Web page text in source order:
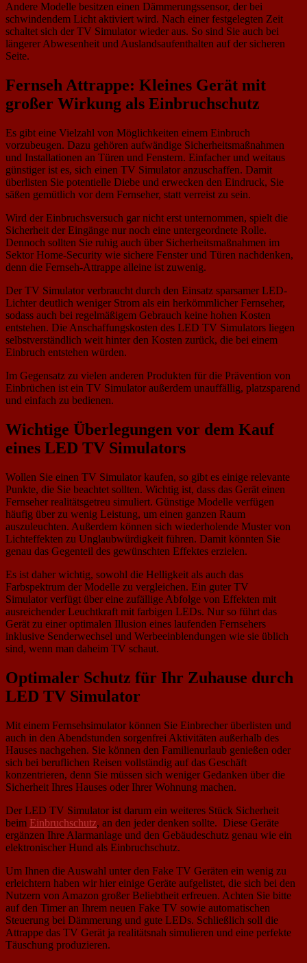
Andere Modelle besitzen einen Dämmerungssensor, der bei
schwindendem Licht aktiviert wird. Nach einer festgelegten Zeit
schaltet sich der TV Simulator wieder aus. So sind Sie auch bei
längerer Abwesenheit und Auslandsaufenthalten auf der sicheren
Seite.
Fernseh Attrappe: Kleines Gerät mit
großer Wirkung als Einbruchschutz
Es gibt eine Vielzahl von Möglichkeiten einem Einbruch
vorzubeugen. Dazu gehören aufwändige Sicherheitsmaßnahmen
und Installationen an Türen und Fenstern. Einfacher und weitaus
günstiger ist es, sich einen TV Simulator anzuschaffen. Damit
überlisten Sie potentielle Diebe und erwecken den Eindruck, Sie
säßen gemütlich vor dem Fernseher, statt verreist zu sein.
Wird der Einbruchsversuch gar nicht erst unternommen, spielt die
Sicherheit der Eingänge nur noch eine untergeordnete Rolle.
Dennoch sollten Sie ruhig auch über Sicherheitsmaßnahmen im
Sektor Home-Security wie sichere Fenster und Türen nachdenken,
denn die Fernseh-Attrappe alleine ist zuwenig.
Der TV Simulator verbraucht durch den Einsatz sparsamer LED-
Lichter deutlich weniger Strom als ein herkömmlicher Fernseher,
sodass auch bei regelmäßigem Gebrauch keine hohen Kosten
entstehen. Die Anschaffungskosten des LED TV Simulators liegen
selbstverständlich weit hinter den Kosten zurück, die bei einem
Einbruch entstehen würden.
Im Gegensatz zu vielen anderen Produkten für die Prävention von
Einbrüchen ist ein TV Simulator außerdem unauffällig, platzsparend
und einfach zu bedienen.
Wichtige Überlegungen vor dem Kauf
eines LED TV Simulators
Wollen Sie einen TV Simulator kaufen, so gibt es einige relevante
Punkte, die Sie beachtet sollten. Wichtig ist, dass das Gerät einen
Fernseher realitätsgetreu simuliert. Günstige Modelle verfügen
häufig über zu wenig Leistung, um einen ganzen Raum
auszuleuchten. Außerdem können sich wiederholende Muster von
Lichteffekten zu Unglaubwürdigkeit führen. Damit könnten Sie
genau das Gegenteil des gewünschten Effektes erzielen.
Es ist daher wichtig, sowohl die Helligkeit als auch das
Farbspektrum der Modelle zu vergleichen. Ein guter TV
Simulator verfügt über eine zufällige Abfolge von Effekten mit
ausreichender Leuchtkraft mit farbigen LEDs. Nur so führt das
Gerät zu einer optimalen Illusion eines laufenden Fernsehers
inklusive Senderwechsel und Werbeeinblendungen wie sie üblich
sind, wenn man daheim TV schaut.
Optimaler Schutz für Ihr Zuhause durch
LED TV Simulator
Mit einem Fernsehsimulator können Sie Einbrecher überlisten und
auch in den Abendstunden sorgenfrei Aktivitäten außerhalb des
Hauses nachgehen. Sie können den Familienurlaub genießen oder
sich bei beruflichen Reisen vollständig auf das Geschäft
konzentrieren, denn Sie müssen sich weniger Gedanken über die
Sicherheit Ihres Hauses oder Ihrer Wohnung machen.
Der LED TV Simulator ist darum ein weiteres Stück Sicherheit
beim Einbruchschutz, an den jeder denken sollte. Diese Geräte
ergänzen Ihre Alarmanlage und den Gebäudeschutz genau wie ein
elektronischer Hund als Einbruchschutz.
Um Ihnen die Auswahl unter den Fake TV Geräten ein wenig zu
erleichtern haben wir hier einige Geräte aufgelistet, die sich bei den
Nutzern von Amazon großer Beliebtheit erfreuen. Achten Sie bitte
auf den Timer an Ihrem neuen Fake TV sowie automatischen
Steuerung bei Dämmerung und gute LEDs. Schließlich soll die
Attrappe das TV Gerät ja realitätsnah simulieren und eine perfekte
Täuschung produzieren.